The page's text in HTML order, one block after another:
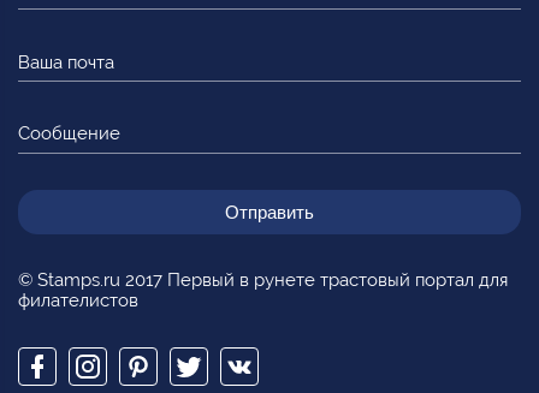
© Stamps.ru 2017 Первый в рунете трастовый портал для
филателистов
почта
Сообщение